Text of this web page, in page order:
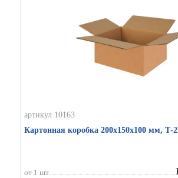
артикул 10163
Картонная коробка 200х150х100 мм, Т-
от 1 шт.